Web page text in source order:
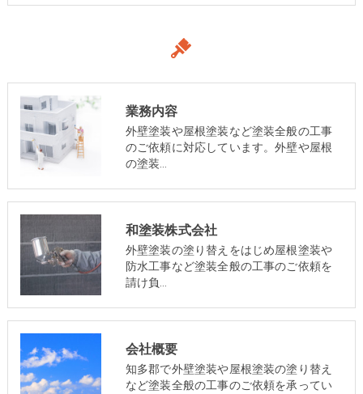
業務内容
外壁塗装や屋根塗装など塗装全般の工事
のご依頼に対応しています。外壁や屋根
の塗装…
和塗装株式会社
外壁塗装の塗り替えをはじめ屋根塗装や
防水工事など塗装全般の工事のご依頼を
請け負…
会社概要
知多郡で外壁塗装や屋根塗装の塗り替え
など塗装全般の工事のご依頼を承ってい